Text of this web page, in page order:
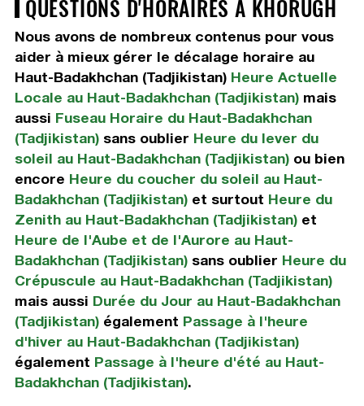
QUESTIONS D'HORAIRES À KHORUGH
Nous avons de nombreux contenus pour vous
aider à mieux gérer le décalage horaire au
Haut-Badakhchan (Tadjikistan) Heure Actuelle
Locale au Haut-Badakhchan (Tadjikistan)mais
aussi Fuseau Horaire du Haut-Badakhchan
(Tadjikistan)sans oublier Heure du lever du
soleil au Haut-Badakhchan (Tadjikistan)ou bien
encore Heure du coucher du soleil au Haut-
Badakhchan (Tadjikistan)et surtout Heure du
Zenith au Haut-Badakhchan (Tadjikistan)et
Heure de l'Aube et de l'Aurore au Haut-
Badakhchan (Tadjikistan)sans oublier Heure du
Crépuscule au Haut-Badakhchan (Tadjikistan)
mais aussi Durée du Jour au Haut-Badakhchan
(Tadjikistan)également Passage à l'heure
d'hiver au Haut-Badakhchan (Tadjikistan)
également Passage à l'heure d'été au Haut-
Badakhchan (Tadjikistan).